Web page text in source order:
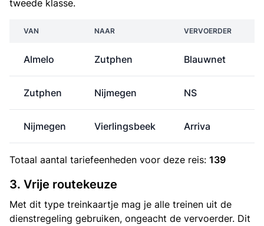
tweede klasse.
VAN NAAR VERVOERDER
Almelo Zutphen Blauwnet
Zutphen Nijmegen NS
Nijmegen Vierlingsbeek Arriva
Totaal aantal tariefeenheden voor deze reis: 139
3. Vrije routekeuze
Met dit type treinkaartje mag je alle treinen uit de
dienstregeling gebruiken, ongeacht de vervoerder. Dit